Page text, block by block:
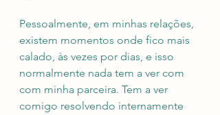
Pessoalmente, em minhas relações,
existem momentos onde fico mais
calado, às vezes por dias, e isso
normalmente nada tem a ver com
com minha parceira. Tem a ver
comigo resolvendo internamente